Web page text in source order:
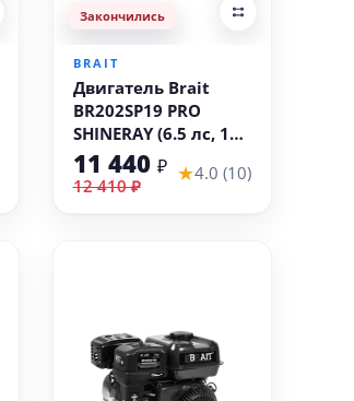
Закончились
BRAIT
Двигатель Brait
BR202SP19 PRO
SHINERAY (6.5 лс, 19
мм)
11 440 ₽
12 410 ₽ ★4.0 (10)